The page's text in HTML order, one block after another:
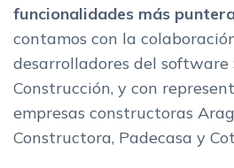
funcionalidades más
contamos con la
desarrolladores del software
Construcción, y con
empresas constructoras
Constructora, Padecasa y